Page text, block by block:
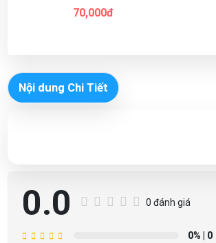
70,000đ
Nội dung Chi Tiết
0.0 0 đánh giá
0% | 0